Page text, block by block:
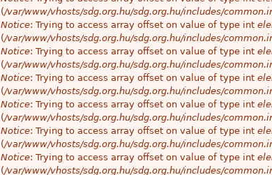
(/var/www/vhosts/sdg.org.hu/sdg.org.hu/includes/
Notice: Trying to access array offset on value of type int
(/var/www/vhosts/sdg.org.hu/sdg.org.hu/includes/
Notice: Trying to access array offset on value of type int
(/var/www/vhosts/sdg.org.hu/sdg.org.hu/includes/
Notice: Trying to access array offset on value of type int
(/var/www/vhosts/sdg.org.hu/sdg.org.hu/includes/
Notice: Trying to access array offset on value of type int
(/var/www/vhosts/sdg.org.hu/sdg.org.hu/includes/
Notice: Trying to access array offset on value of type int
(/var/www/vhosts/sdg.org.hu/sdg.org.hu/includes/
Notice: Trying to access array offset on value of type int
(/var/www/vhosts/sdg.org.hu/sdg.org.hu/includes/